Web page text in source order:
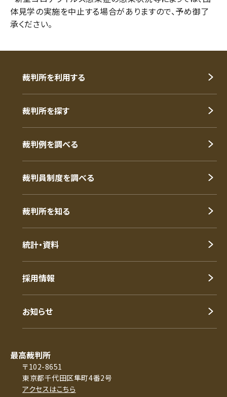
体見学の実施を中止する場合がありますので、予め御了
承ください。
裁判所を利用する
裁判所を探す
裁判例を調べる
裁判員制度を調べる
裁判所を知る
統計・資料
採用情報
お知らせ
最高裁判所
〒102-8651
東京都千代田区隼町4番2号
アクセスはこちら